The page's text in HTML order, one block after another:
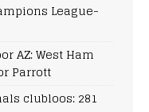
League-
AZ: West Ham
Parrott
clubloos: 281